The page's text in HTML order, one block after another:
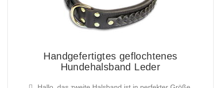
Handgefertigtes geflochtenes
Hundehalsband Leder